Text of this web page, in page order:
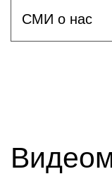
СМИ о нас